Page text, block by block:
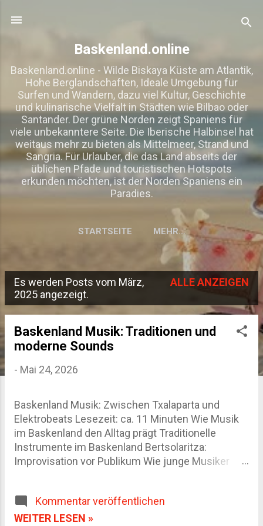
Baskenland.online
Baskenland.online - Wilde Biskaya Küste am Atlantik,
Hohe Berglandschaften, Ideale Umgebung für
Surfen und Wandern, dazu viel Kultur, Geschichte
und kulinarische Vielfalt in Städten wie Bilbao oder
Santander. Der grüne Norden zeigt Spaniens für
viele unbekanntere Seite. Die Iberische Halbinsel hat
weitaus mehr zu bieten als Mittelmeer, Strand und
Sangria. Für Urlauber, die das Land abseits der
üblichen Pfade und touristischen Hotspots
erkunden möchten, ist der Norden Spaniens ein
Paradies.
STARTSEITE MEHR…
IMPRESSUM, DISCLAIMER, DATENSCHUTZ
P
o
Es werden Posts vom März,
2025 angezeigt.
ALLE ANZEIGEN
Baskenland Musik: Traditionen und
moderne Sounds
- Mai 24, 2026
Baskenland Musik: Zwischen Txalaparta und
Elektrobeats Lesezeit: ca. 11 Minuten Wie Musik
im Baskenland den Alltag prägt Traditionelle
Instrumente im Baskenland Bertsolaritza:
Improvisation vor Publikum Wie junge Musiker
Baskenland Ich erinnere mich noch genau an
einen Abend in Hernani. Vor der Bar standen
Kommentar veröffentlichen
WEITER LESEN »